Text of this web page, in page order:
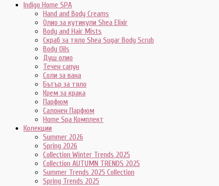
Indigo Home SPA
Hand and Body Creams
Олио за кутикули Shea Elixir
Body and Hair Mists
Скраб за тяло Shea Sugar Body Scrub
Body Oils
Душ олио
Течен сапун
Соли за вана
Бътър за тяло
Крем за крака
Парфюм
Салонен Парфюм
Home Spa Комплект
Колекции
Summer 2026
Spring 2026
Collection Winter Trends 2025
Collection AUTUMN TRENDS 2025
Summer Trends 2025 Collection
Spring Trends 2025